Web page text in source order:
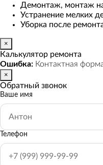
Демонтаж, монтаж
Устранение мелких
Уборка после
×
Калькулятор ремонта
Ошибка: Контактная
×
Обратный звонок
Ваше имя
Телефон